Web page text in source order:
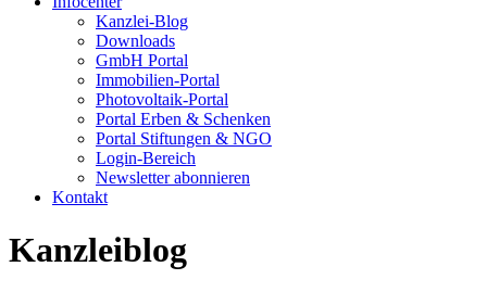
Kanzlei-Blog
Downloads
GmbH Portal
Immobilien-Portal
Photovoltaik-Portal
Portal Erben & Schenken
Portal Stiftungen & NGO
Login-Bereich
Newsletter abonnieren
Kontakt
Kanzleiblog